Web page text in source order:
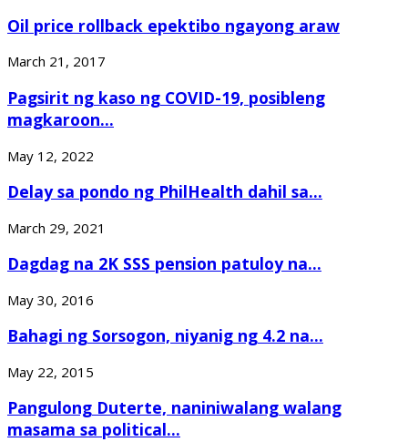
Oil price rollback epektibo ngayong araw
March 21, 2017
Pagsirit ng kaso ng COVID-19, posibleng
magkaroon...
May 12, 2022
Delay sa pondo ng PhilHealth dahil sa...
March 29, 2021
Dagdag na 2K SSS pension patuloy na...
May 30, 2016
Bahagi ng Sorsogon, niyanig ng 4.2 na...
May 22, 2015
Pangulong Duterte, naniniwalang walang
masama sa political...